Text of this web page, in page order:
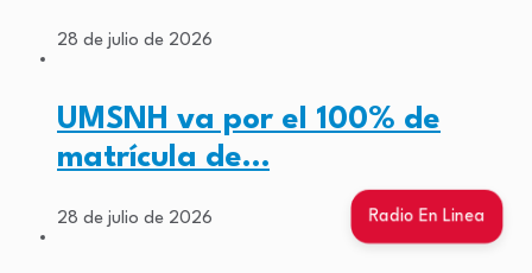
Radio En Linea
28 de julio de 2026
UMSNH va por el 100% de
matrícula de…
28 de julio de 2026